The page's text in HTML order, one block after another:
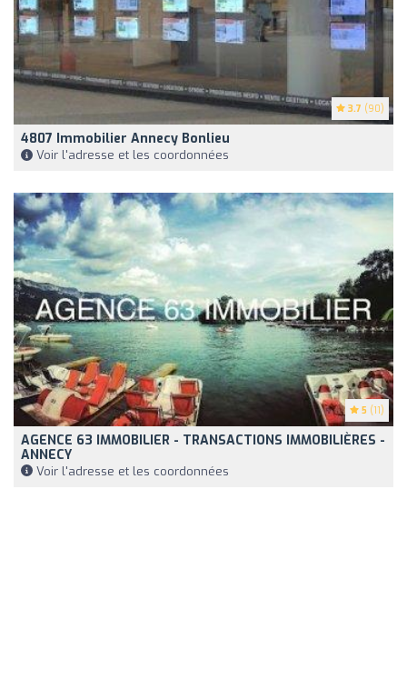
3.7 (90)
4807 Immobilier Annecy Bonlieu
Voir l'adresse et les coordonnées
5 (11)
AGENCE 63 IMMOBILIER - TRANSACTIONS IMMOBILIÈRES -
ANNECY
Voir l'adresse et les coordonnées